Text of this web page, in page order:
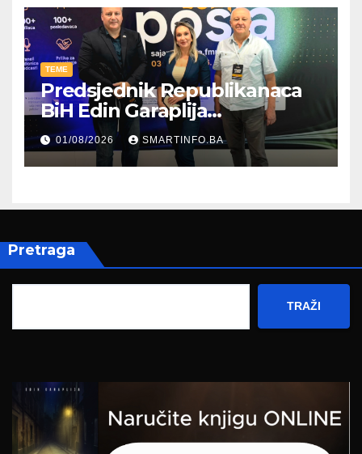
TEME
Predsjednik Republikanaca
BiH Edin Garaplija
prisustvovao prezentaciji
Federalnog sajma
zapošljavanja
01/08/2026 SMARTINFO.BA
Pretraga
TRAŽI